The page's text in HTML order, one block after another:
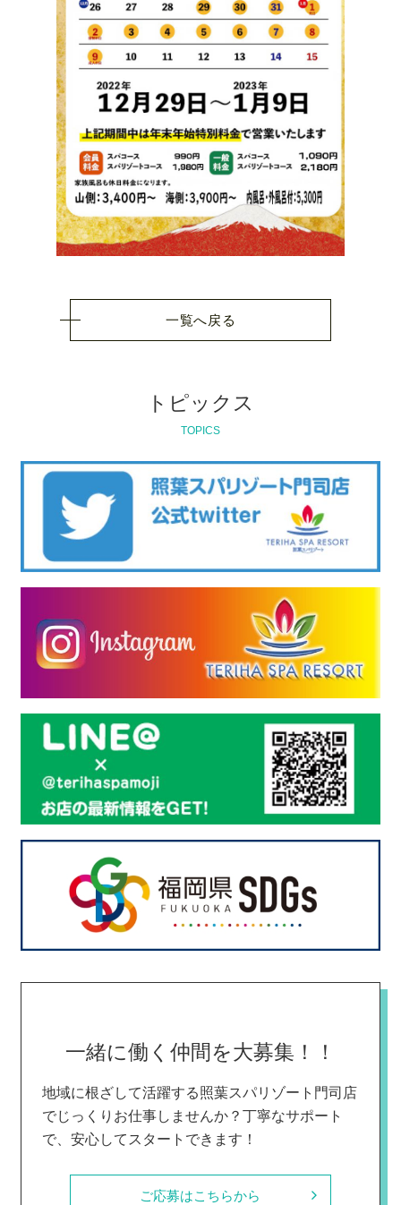
一覧へ戻る
トピックス
TOPICS
一緒に働く仲間を大募集！！
地域に根ざして活躍する照葉スパリゾート門司店
でじっくりお仕事しませんか？ 丁寧なサポート
で、安心してスタートできます！
ご応募はこちらから